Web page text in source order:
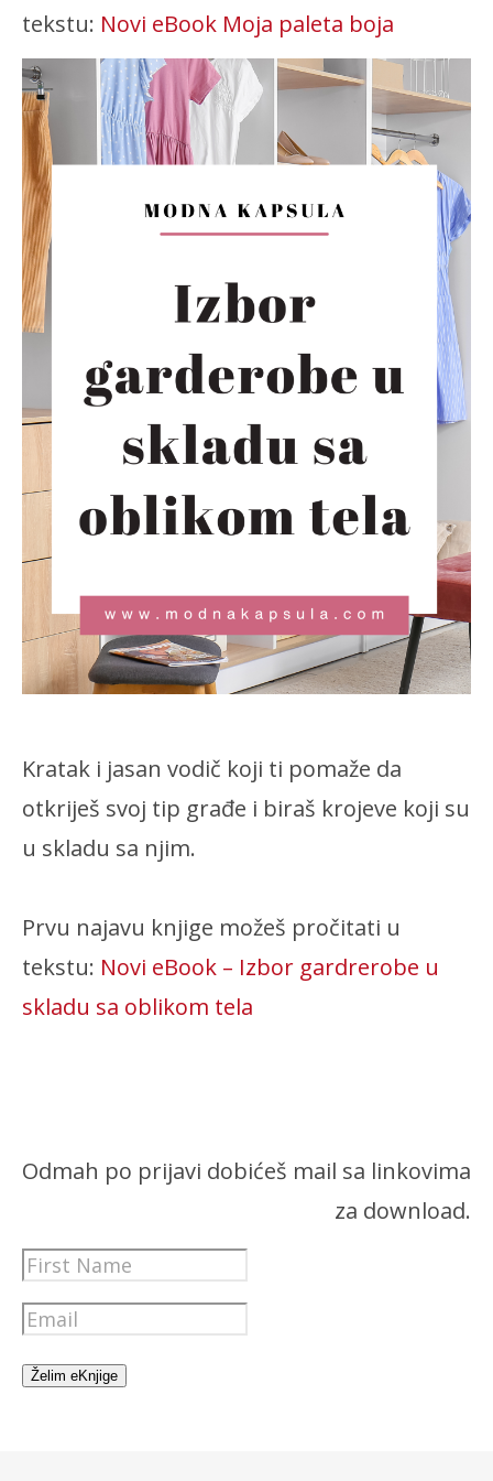
tekstu: Novi eBook Moja paleta boja
Kratak i jasan vodič koji ti pomaže da
otkriješ svoj tip građe i biraš krojeve koji su
u skladu sa njim.
Prvu najavu knjige možeš pročitati u
tekstu: Novi eBook – Izbor gardrerobe u
skladu sa oblikom tela
Odmah po prijavi dobićeš mail sa linkovima
za download.
Želim eKnjige